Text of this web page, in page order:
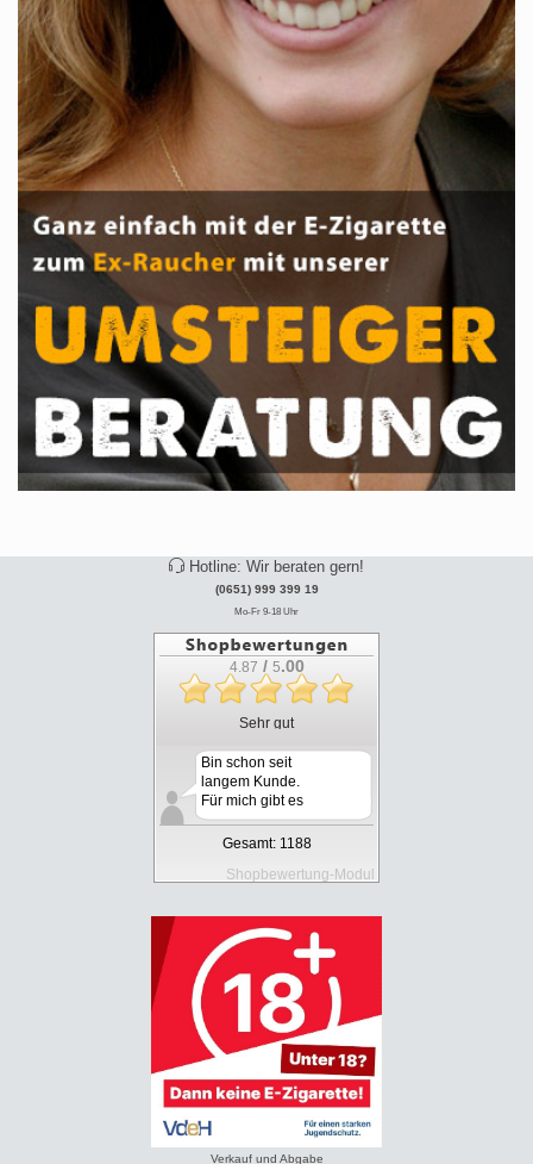
Hotline: Wir beraten gern!
(0651) 999 399 19
Mo-Fr 9-18 Uhr
4.87 / 5.00
Sehr gut
Bin schon seit
langem Kunde.
Für mich gibt es
k...
Gesamt: 1188
Shopbewertung-Modul
Verkauf und Abgabe